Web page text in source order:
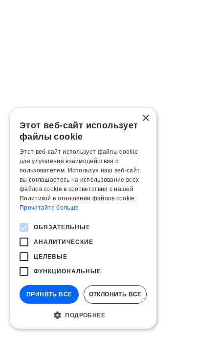
×
Этот веб-сайт использует
файлы cookie
Этот веб-сайт использует файлы cookie
для улучшения взаимодействия с
пользователем. Используя наш веб-сайт,
вы соглашаетесь на использование всех
файлов cookie в соответствии с нашей
Политикой в ​​отношении файлов cookie.
Прочитайте больше
ОБЯЗАТЕЛЬНЫЕ
АНАЛИТИЧЕСКИЕ
ЦЕЛЕВЫЕ
ФУНКЦИОНАЛЬНЫЕ
ПРИНЯТЬ ВСЕ ОТКЛОНИТЬ ВСЕ
ПОДРОБНЕЕ